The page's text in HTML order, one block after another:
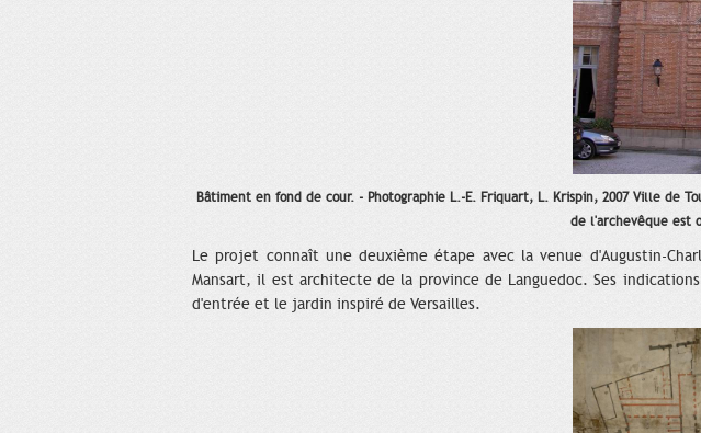
Bâtiment en fond de cour. - Photographie L.-E. Friquart, L. Krispin, 2007 Ville de
de l'archevêque est
Le projet connaît une deuxième étape avec la venue d'Augustin-
Mansart, il est architecte de la province de Languedoc. Ses
d'entrée et le jardin inspiré de Versailles.